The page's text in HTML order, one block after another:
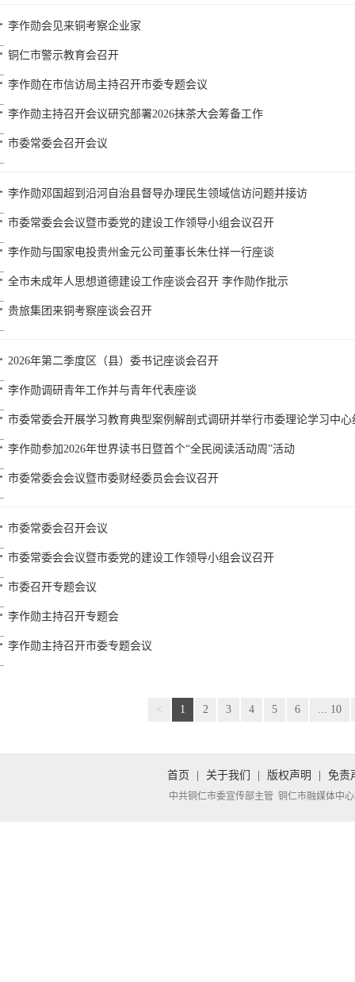
李作勋会见来铜考察企业家
铜仁市警示教育会召开
李作勋在市信访局主持召开市委专题会议
李作勋主持召开会议研究部署2026抹茶大会筹备工作
市委常委会召开会议
李作勋邓国超到沿河自治县督导办理民生领域信访问题并接访
市委常委会会议暨市委党的建设工作领导小组会议召开
李作勋与国家电投贵州金元公司董事长朱仕祥一行座谈
全市未成年人思想道德建设工作座谈会召开 李作勋作批示
贵旅集团来铜考察座谈会召开
2026年第二季度区（县）委书记座谈会召开
李作勋调研青年工作并与青年代表座谈
市委常委会开展学习教育典型案例解剖式调研并举行市委理论学习中心
李作勋参加2026年世界读书日暨首个“全民阅读活动周”活动
市委常委会会议暨市委财经委员会会议召开
市委常委会召开会议
市委常委会会议暨市委党的建设工作领导小组会议召开
市委召开专题会议
李作勋主持召开专题会
李作勋主持召开市委专题会议
< 1 2 3 4 5 6 ... 10
首页 关于我们 版权声明 免责
中共铜仁市委宣传部主管 铜仁市融媒体中心